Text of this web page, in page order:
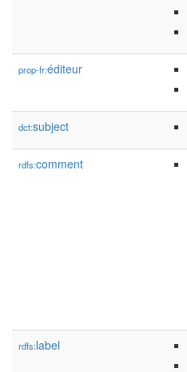
prop-fr:éditeur
dct:subject
rdfs:comment
rdfs:label